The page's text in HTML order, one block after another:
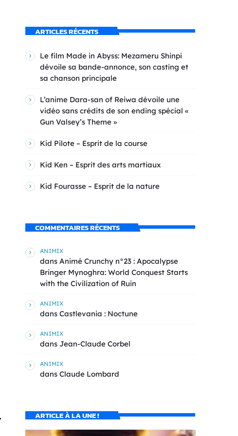
ARTICLES RÉCENTS
Le film Made in Abyss: Mezameru Shinpi
dévoile sa bande-annonce, son casting et
sa chanson principale
L’anime Dara-san of Reiwa dévoile une
vidéo sans crédits de son ending spécial «
Gun Valsey’s Theme »
Kid Pilote – Esprit de la course
Kid Ken – Esprit des arts martiaux
Kid Fourasse – Esprit de la nature
COMMENTAIRES RÉCENTS
ANIMIX
dans Animé Crunchy n°23 : Apocalypse
Bringer Mynoghra: World Conquest Starts
with the Civilization of Ruin
ANIMIX
dans Castlevania : Noctune
ANIMIX
dans Jean-Claude Corbel
ANIMIX
dans Claude Lombard
ARTICLE À LA UNE !